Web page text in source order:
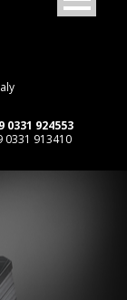
0331 924553
0331 913410